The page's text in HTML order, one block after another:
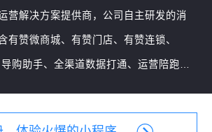
营解决方案提供商，公司自主研发的消
有赞微商城、有赞门店、有赞连锁、
购助手、全渠道数据打通、运营陪跑、
绩。